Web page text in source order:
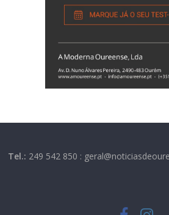
Tel.: 249 542 850 :